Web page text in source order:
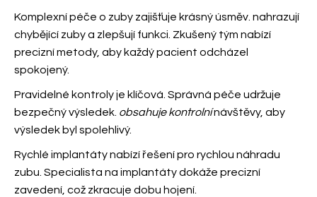
Komplexní péče o zuby zajišťuje krásný úsměv. nahrazují
chybějící zuby a zlepšují funkci. Zkušený tým nabízí
precizní metody, aby každý pacient odcházel
spokojený.
Pravidelné kontroly je klíčová. Správná péče udržuje
bezpečný výsledek. obsahuje kontrolnínávštěvy, aby
výsledek byl spolehlivý.
Rychlé implantáty nabízí řešení pro rychlou náhradu
zubu. Specialista na implantáty dokáže precizní
zavedení, což zkracuje dobu hojení.